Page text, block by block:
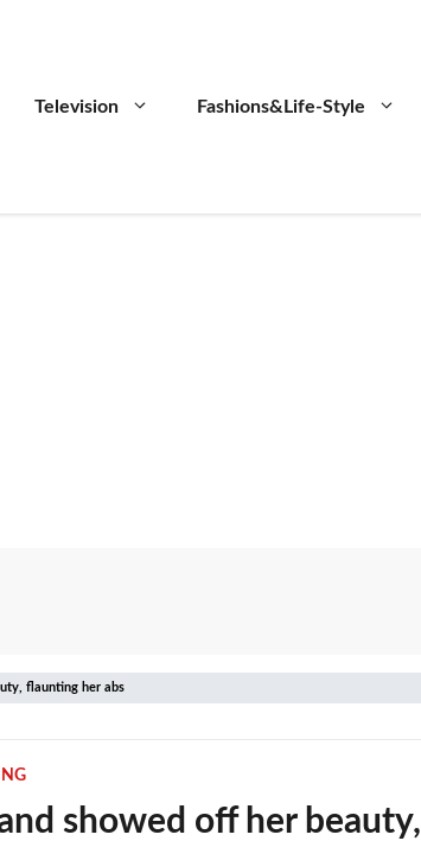
Television Fashions&Life-Style
flaunting her abs
showed off her beauty,